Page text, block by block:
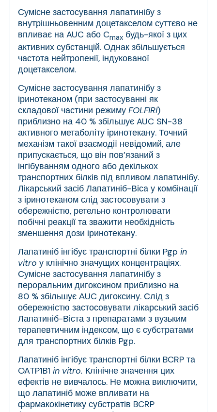
Сумісне застосування лапатинібу з
внутрішньовенним доцетакселом суттєво не
впливає на AUC або Cmax будь-якої з цих
активних субстанцій. Однак збільшується
частота нейтропенії, індукованої
доцетакселом.
Сумісне застосування лапатинібу з
іринотеканом (при застосуванні як
складової частини режиму FOLFIRI)
приблизно на 40 % збільшує AUC SN-38
активного метаболіту іринотекану. Точний
механізм такої взаємодії невідомий, але
припускається, що він пов’язаний з
інгібуванням одного або декількох
транспортних білків під впливом лапатинібу.
Лікарський засіб Лапатиніб-Віса у комбінації
з іринотеканом слід застосовувати з
обережністю, ретельно контролювати
побічні реакції та зважити необхідність
зменшення дози іринотекану.
Лапатиніб інгібує транспортні білки Pgp in
vitro у клінічно значущих концентраціях.
Сумісне застосування лапатинібу з
пероральним дигоксином приблизно на
80 % збільшує АUC дигоксину. Слід з
обережністю застосовувати лікарський засіб
Лапатиніб-Віста з препаратами з вузьким
терапевтичним індексом, що є субстратами
для транспортних білків Pgp.
Лапатиніб інгібує транспортні білки BCRP та
OATP1B1 in vitro. Клінічне значення цих
ефектів не вивчалось. Не можна виключити,
що лапатиніб може впливати на
фармакокінетику субстратів BCRP